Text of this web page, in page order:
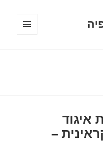
איגוד
–